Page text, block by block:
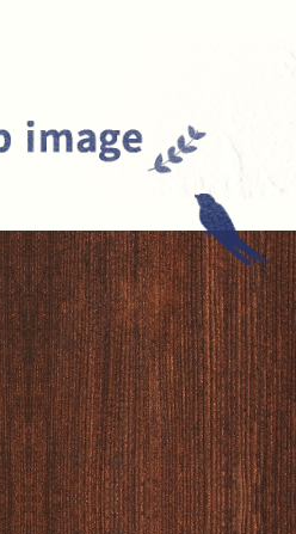
ホールローブ
入荷！
荷！
ッド 入荷！